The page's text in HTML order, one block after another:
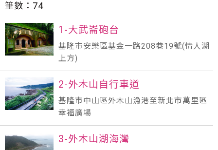
筆數： 74
1-大武崙砲台
基隆市安樂區基金一路208巷19號(情人湖
上方)
2-外木山自行車道
基隆市中山區外木山漁港至新北市萬里區
幸福廣場
3-外木山湖海灣